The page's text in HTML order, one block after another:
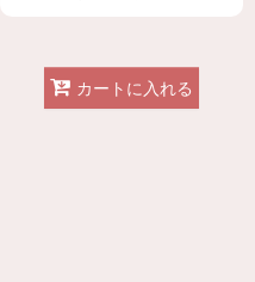
カートに入れる